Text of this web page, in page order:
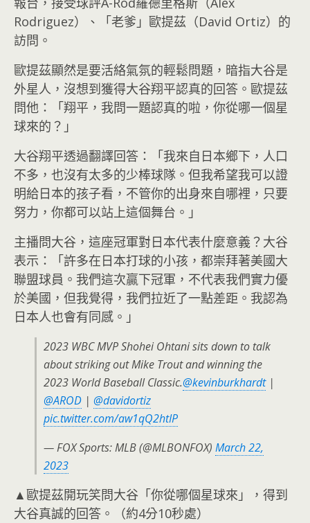
Rodriguez）、「老爹」歐提茲（David Ortiz）的
訪問。
歐提茲顯然是要活絡氣氛的輕鬆問題，暗指大谷是
外星人，沒想到獲得大谷翔平認真的回答。歐提茲
問他：「翔平，我問一題認真的啦，你從哪一個星
球來的？」
大谷翔平透過翻譯回答：「我來自日本鄉下，人口
不多，也沒有太多的少棒球隊。但我希望我可以證
明給日本的孩子看，不管你的出身來自哪裡，只要
努力，你都可以站上這個舞台。」
主播問大谷，這座冠軍對日本代表什麼意義？大谷
表示：「許多在日本打球的小孩，都崇拜著美國大
聯盟球員。我們這次贏下冠軍，不代表我們實力優
於美國，但我覺得，我們拉近了一點差距。我認為
日本人也會有同感。」
2023 WBC MVP Shohei Ohtani sits down to talk
about striking out Mike Trout and winning the
2023 World Baseball Classic.@kevinburkhardt|
@AROD | @davidortiz
pic.twitter.com/aw1qQ2htIP
— FOX Sports: MLB (@MLBONFOX) March 22,
2023
▲歐提茲開玩笑問大谷「你從哪個星球來」，得到
大谷真誠的回答。（約4分10秒處）